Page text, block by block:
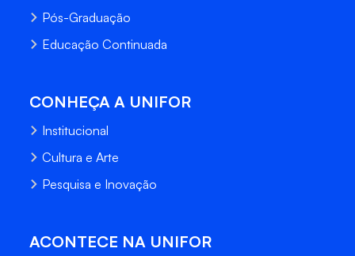
Pós-Graduação
Educação Continuada
CONHEÇA A UNIFOR
Institucional
Cultura e Arte
Pesquisa e Inovação
ACONTECE NA UNIFOR